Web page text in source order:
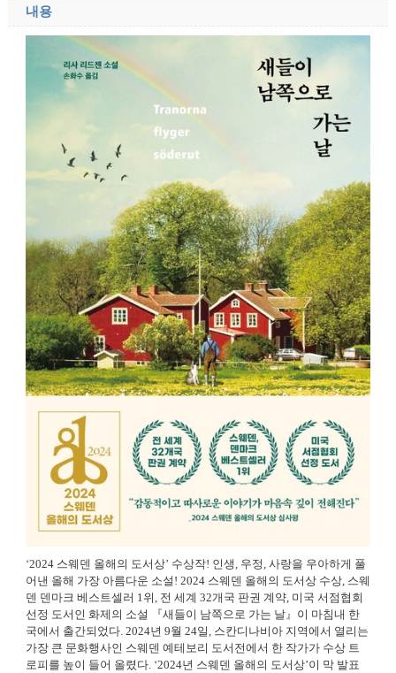
내용
‘2024 스웨덴 올해의 도서상’ 수상작! 인생, 우정, 사랑을 우아하게 풀
어낸 올해 가장 아름다운 소설! 2024 스웨덴 올해의 도서상 수상, 스웨
덴 덴마크 베스트셀러 1위, 전 세계 32개국 판권 계약, 미국 서점협회
선정 도서인 화제의 소설 『새들이 남쪽으로 가는 날』이 마침내 한
국에서 출간되었다. 2024년 9월 24일, 스칸디나비아 지역에서 열리는
가장 큰 문화행사인 스웨덴 예테보리 도서전에서 한 작가가 수상 트
로피를 높이 들어 올렸다. ‘2024년 스웨덴 올해의 도서상’이 막 발표